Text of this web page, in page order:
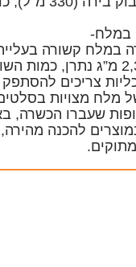
במלח-
במלח קשורה
לצרוך לא יותר מ־2,300
מלח מצויות
שעברו הכשרה,
להכנה